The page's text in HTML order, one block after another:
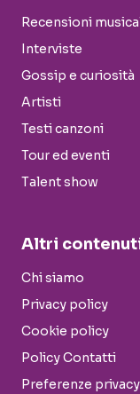
Recensioni
Interviste
Gossip e curiosità
Artisti
Testi canzoni
Tour ed eventi
Talent show
Altri
Chi siamo
Privacy policy
Cookie policy
Policy Contatti
Preferenze privacy